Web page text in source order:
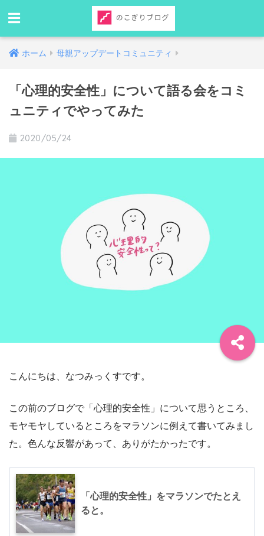
ホーム 母親アップデートコミュニティ
「心理的安全性」について語る会をコミ
ュニティでやってみた
2020/05/24
こんにちは、なつみっくすです。
この前のブログで「心理的安全性」について思うところ、
モヤモヤしているところをマラソンに例えて書いてみまし
た。色んな反響があって、ありがたかったです。
「心理的安全性」をマラソンでたとえ
ると。